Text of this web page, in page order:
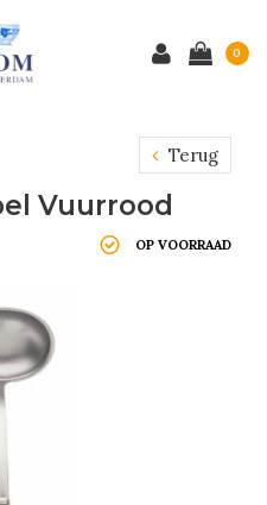
0
Terug
Vuurrood
OP VOORRAAD